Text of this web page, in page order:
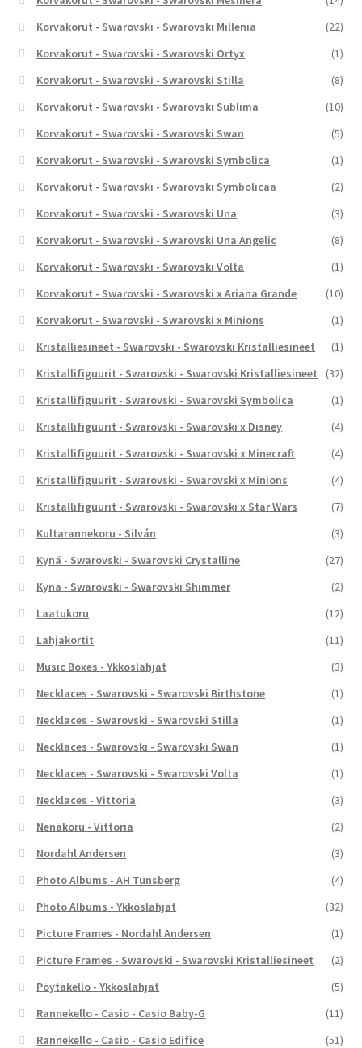
Korvakorut - Swarovski - Swarovski Millenia
(22)
Korvakorut - Swarovski - Swarovski Ortyx
(1)
Korvakorut - Swarovski - Swarovski Stilla
(8)
Korvakorut - Swarovski - Swarovski Sublima
(10)
Korvakorut - Swarovski - Swarovski Swan
(5)
Korvakorut - Swarovski - Swarovski Symbolica
(1)
Korvakorut - Swarovski - Swarovski Symbolicaa
(2)
Korvakorut - Swarovski - Swarovski Una
(3)
Korvakorut - Swarovski - Swarovski Una Angelic
(8)
Korvakorut - Swarovski - Swarovski Volta
(1)
Korvakorut - Swarovski - Swarovski x Ariana Grande
(10)
Korvakorut - Swarovski - Swarovski x Minions
(1)
Kristalliesineet - Swarovski - Swarovski Kristalliesineet
(1)
Kristallifiguurit - Swarovski - Swarovski Kristalliesineet
(32)
Kristallifiguurit - Swarovski - Swarovski Symbolica
(1)
Kristallifiguurit - Swarovski - Swarovski x Disney
(4)
Kristallifiguurit - Swarovski - Swarovski x Minecraft
(4)
Kristallifiguurit - Swarovski - Swarovski x Minions
(4)
Kristallifiguurit - Swarovski - Swarovski x Star Wars
(7)
Kultarannekoru - Silván
(3)
Kynä - Swarovski - Swarovski Crystalline
(27)
Kynä - Swarovski - Swarovski Shimmer
(2)
Laatukoru
(12)
Lahjakortit
(11)
Music Boxes - Ykköslahjat
(3)
Necklaces - Swarovski - Swarovski Birthstone
(1)
Necklaces - Swarovski - Swarovski Stilla
(1)
Necklaces - Swarovski - Swarovski Swan
(1)
Necklaces - Swarovski - Swarovski Volta
(1)
Necklaces - Vittoria
(3)
Nenäkoru - Vittoria
(2)
Nordahl Andersen
(3)
Photo Albums - AH Tunsberg
(4)
Photo Albums - Ykköslahjat
(32)
Picture Frames - Nordahl Andersen
(1)
Picture Frames - Swarovski - Swarovski Kristalliesineet
(2)
Pöytäkello - Ykköslahjat
(5)
Rannekello - Casio - Casio Baby-G
(11)
Rannekello - Casio - Casio Edifice
(51)